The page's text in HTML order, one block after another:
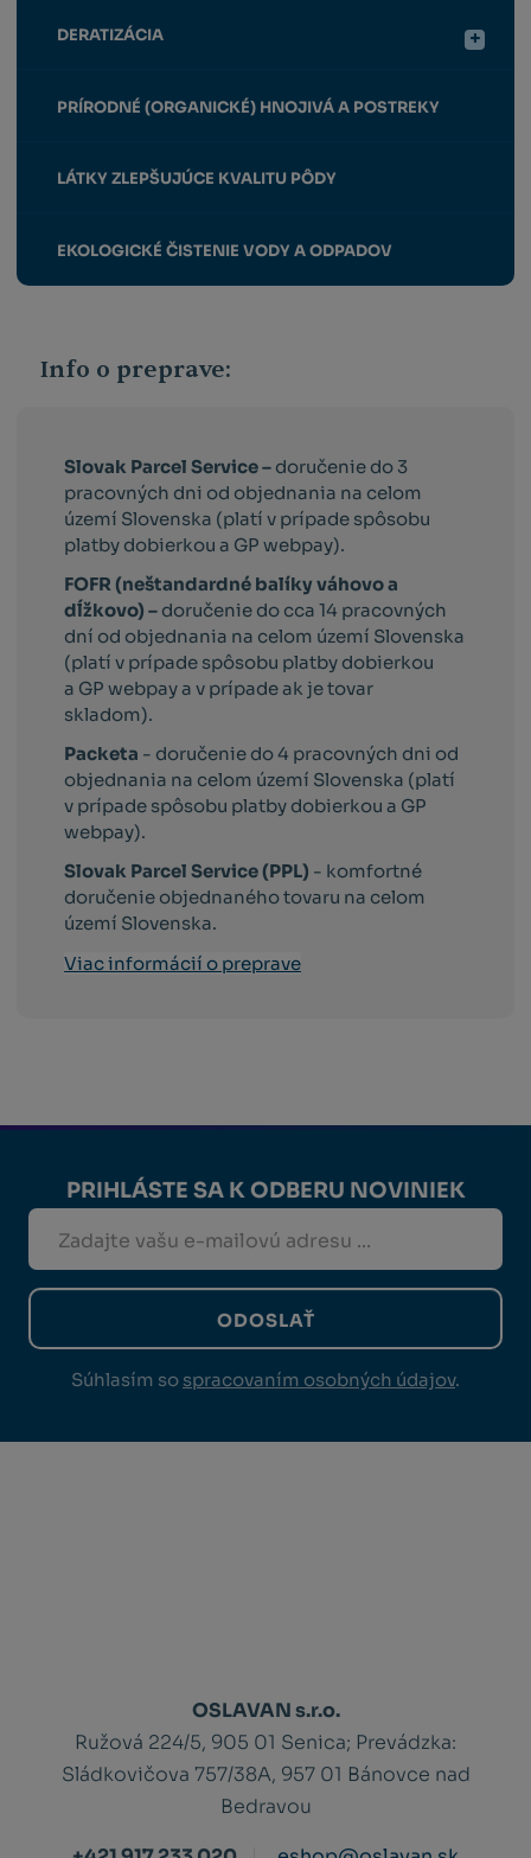
DERATIZÁCIA
PRÍRODNÉ (ORGANICKÉ) HNOJIVÁ A POSTREKY
LÁTKY ZLEPŠUJÚCE KVALITU PÔDY
EKOLOGICKÉ ČISTENIE VODY A ODPADOV
Info o preprave:
Slovak Parcel Service – doručenie do 3
pracovných dni od objednania na celom
území Slovenska (platí v prípade spôsobu
platby dobierkou a GP webpay).
FOFR (neštandardné balíky váhovo a
dĺžkovo) – doručenie do cca 14 pracovných
dní od objednania na celom území Slovenska
(platí v prípade spôsobu platby dobierkou
a GP webpay a v prípade ak je tovar
skladom).
Packeta - doručenie do 4 pracovných dni od
objednania na celom území Slovenska (platí
v prípade spôsobu platby dobierkou a GP
webpay).
Slovak Parcel Service (PPL) - komfortné
doručenie objednaného tovaru na celom
území Slovenska.
Viac informácií o preprave
PRIHLÁSTE SA K ODBERU NOVINIEK
ODOSLAŤ
Súhlasím so spracovaním osobných údajov.
OSLAVAN s.r.o.
Ružová 224/5, 905 01 Senica; Prevádzka:
Sládkovičova 757/38A, 957 01 Bánovce nad
Bedravou